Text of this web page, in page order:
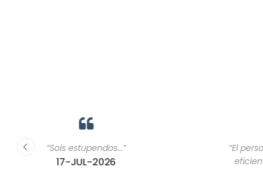
“El personal es siempre muy atento, simpático y
eficiente. Suelo encontrar lo que necesito sin